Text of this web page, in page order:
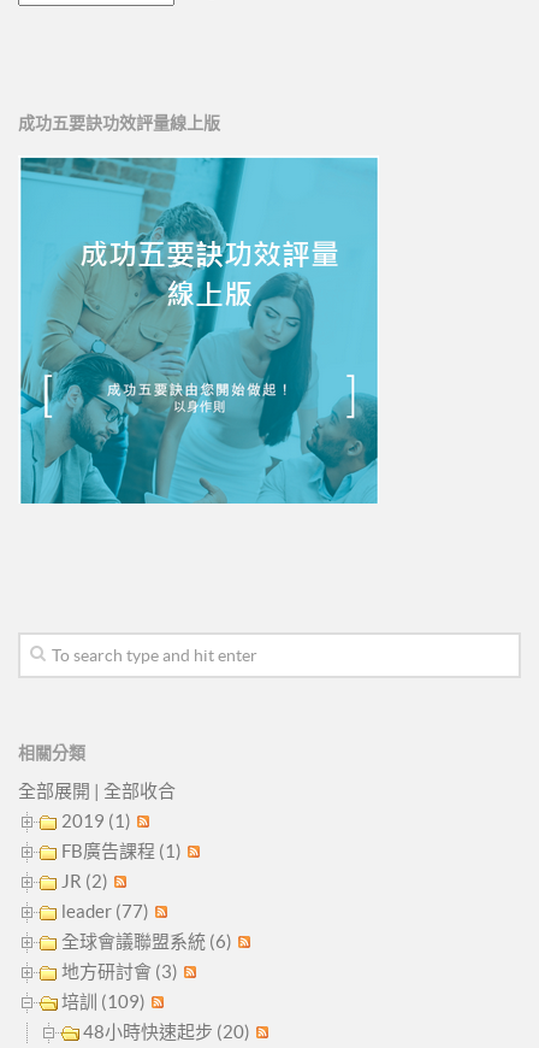
成功五要訣功效評量線上版
相關分類
全部展開 | 全部收合
2019 (1)
FB廣告課程 (1)
JR (2)
leader (77)
全球會議聯盟系統 (6)
地方研討會 (3)
培訓 (109)
48小時快速起步 (20)